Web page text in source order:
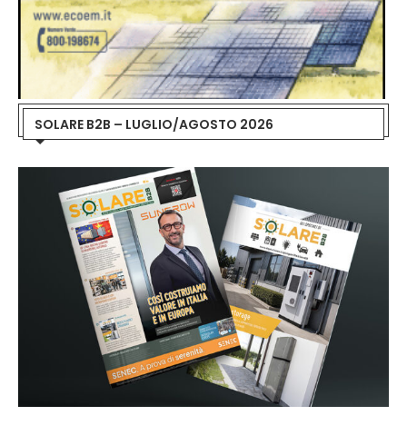
SOLARE B2B – LUGLIO/AGOSTO 2026